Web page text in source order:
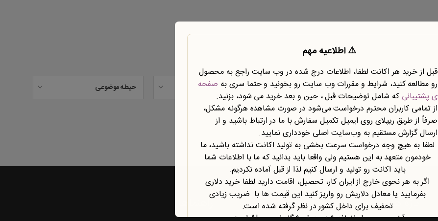
نوع محتوا نوع سند حیطه موضوعی
تازه ها راهنماها
⚠️ اطلاعیه مهم
قبل از خرید هر اکانت لطفا، اطلاعات درج شده در وب سایت راجع به محصول
رو مطالعه کنید، شرایط و مقررات وب سایت رو بخونید و حتما سری به صفحه
ی پشتیبانی که شامل توضیحات قبل ، حین و بعد خرید می شود، بزنید.
از تمامی کاربران محترم درخواست می‌شود در صورت مشاهده هرگونه مشکل،
صرفاً از طریق ریپلای روی ایمیل تکمیل سفارش با ما در ارتباط باشید و از
ارسال گزارش مستقیم به وب‌سایت اصلی خودداری نمایید.
لطفا به هیچ وجه درخواست سرعت بخشی به تولید اکانت نداشته باشید، ما
خودمون متعهد به این هستیم ولی واقعا باید بدانید که ما با اطلاعات شما
باید اکانت رو تولید و ارسال کنیم لذا از قبل آماده نکردیم.
اگر به هر نحوی خارج از ایران کار، تحصیل، اقامت دارید لطفا خرید دلاری
بفرمایید یا معادل دلاریش رو واریز کنید این قیمت ها با ضریب زیادی
تحفیف برای داخل کشور در نظر گرفته شده است.